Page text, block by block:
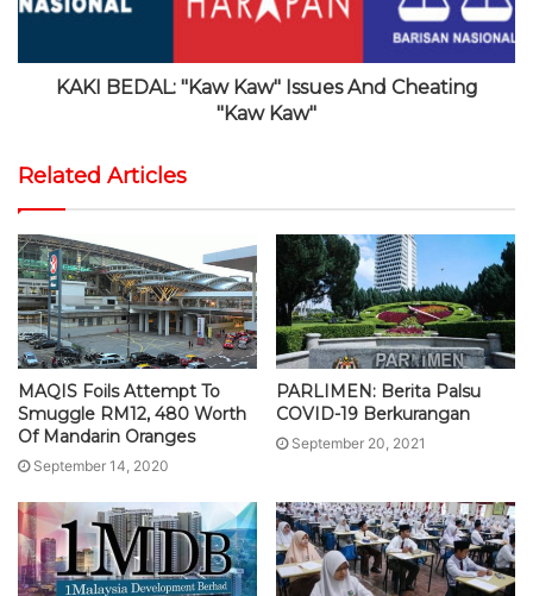
KAKI BEDAL: "Kaw Kaw" Issues And Cheating
"Kaw Kaw"
Related Articles
MAQIS Foils Attempt To
Smuggle RM12, 480 Worth
Of Mandarin Oranges
September 14, 2020
PARLIMEN: Berita Palsu
COVID-19 Berkurangan
September 20, 2021